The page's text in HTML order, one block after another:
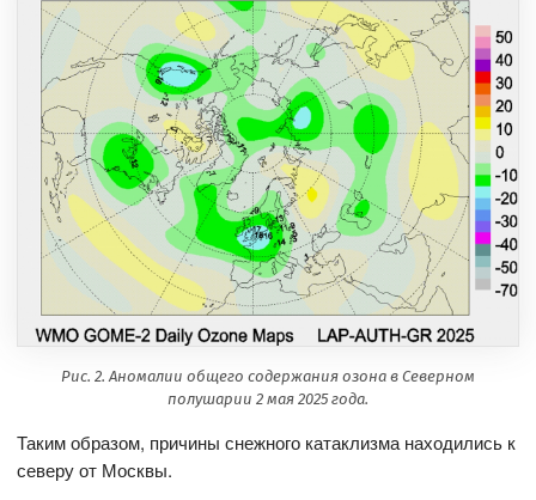
Рис. 2. Аномалии общего содержания озона в Северном
полушарии 2 мая 2025 года.
Таким образом, причины снежного катаклизма находились к
северу от Москвы.